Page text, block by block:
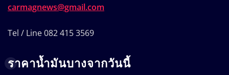
carmagnews@gmail.com
Tel / Line 082 415 3569
ราคาน้ำมันบางจากวันนี้